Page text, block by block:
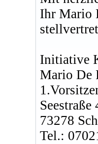
Ihr Mario
Initiative
Mario De
Seestraße
73278
Tel.: